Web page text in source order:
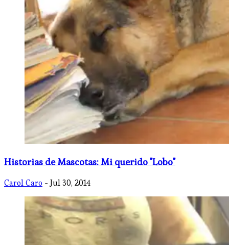
Historias de Mascotas: Mi querido "Lobo"
Carol Caro - Jul 30, 2014